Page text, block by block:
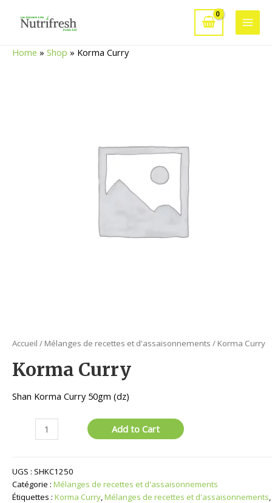
Main
Home » Shop » Korma Curry
Accueil / Mélanges de recettes et d'assaisonnements / Korma Curry
Korma Curry
Shan Korma Curry 50gm (dz)
quantité
Curry
Add to Cart
UGS : SHKC1250
Catégorie : Mélanges de recettes et d'assaisonnements
Étiquettes : Korma Curry,Mélanges de recettes et d'assaisonnements,